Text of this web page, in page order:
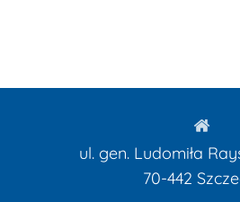
ul. gen. Ludomiła
70-442